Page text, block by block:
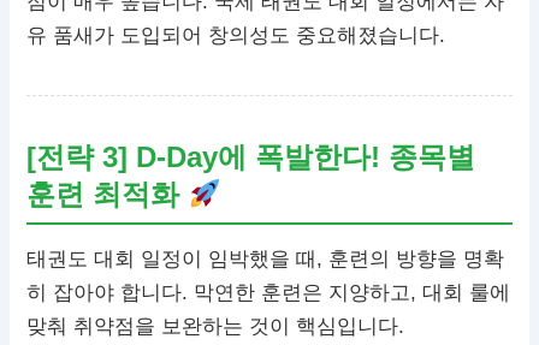
유 품새가 도입되어 창의성도 중요해졌습니다.
[전략 3] D-Day에 폭발한다! 종목별
훈련 최적화
태권도 대회 일정이 임박했을 때, 훈련의 방향을 명확
히 잡아야 합니다. 막연한 훈련은 지양하고, 대회 룰에
맞춰 취약점을 보완하는 것이 핵심입니다.